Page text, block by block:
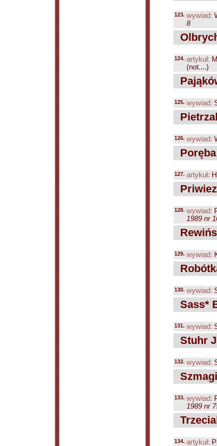
123. wywiad:
8
124. artykuł:
(not....)
125. wywiad:
126. wywiad:
127. artykuł:
128. wywiad:
1989 nr
129. wywiad:
130. wywiad:
Sass*
131. wywiad:
Stuhr
132. wywiad:
133. wywiad:
1989 nr
134. artykuł: